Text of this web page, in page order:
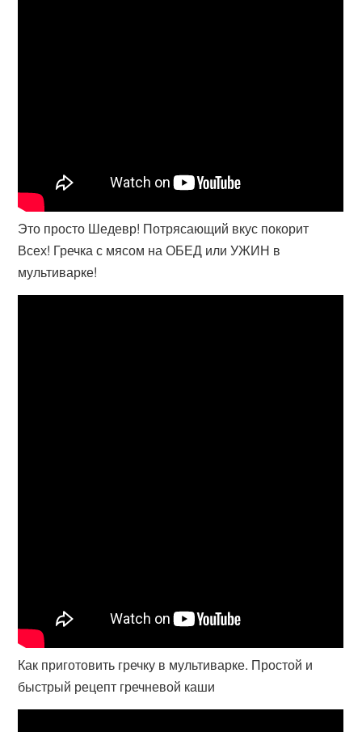
Это просто Шедевр! Потрясающий вкус покорит
Всех! Гречка с мясом на ОБЕД или УЖИН в
мультиварке!
Как приготовить гречку в мультиварке. Простой и
быстрый рецепт гречневой каши